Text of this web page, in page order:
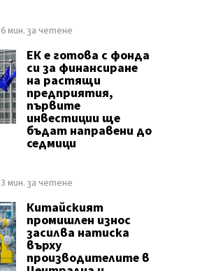
6 мин. за четене
ЕК е готова с фонда
си за финансиране
на растящи
предприятия,
първите
инвестиции ще
бъдат направени до
седмици
3 мин. за четене
Китайският
промишлен износ
засилва натиска
върху
производителите в